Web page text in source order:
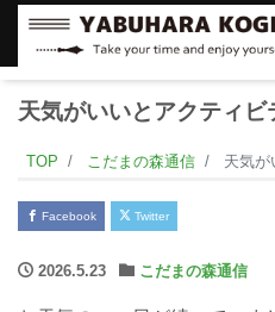
天気がいいとアクティビ
TOP こだまの森通信 天気が
Facebook Twitter
2026.5.23 こだまの森通信